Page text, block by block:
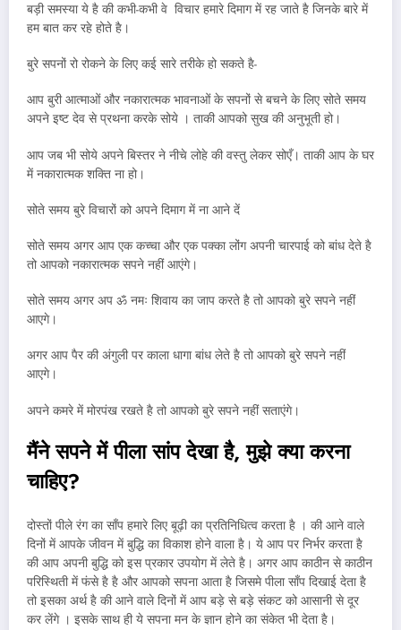
बड़ी समस्या ये है की कभी-कभी वे विचार हमारे दिमाग में रह जाते है जिनके बारे में
हम बात कर रहे होते है।
बुरे सपनों रो रोकने के लिए कई सारे तरीके हो सकते है-
आप बुरी आत्माओं और नकारात्मक भावनाओं के सपनों से बचने के लिए सोते समय
अपने इष्ट देव से प्रथना करके सोये । ताकी आपको सुख की अनुभूती हो।
आप जब भी सोये अपने बिस्तर ने नीचे लोहे की वस्तु लेकर सोएँ। ताकी आप के घर
में नकारात्मक शक्ति ना हो।
सोते समय बुरे विचारों को अपने दिमाग में ना आने दें
सोते समय अगर आप एक कच्चा और एक पक्का लोंग अपनी चारपाई को बांध देते है
तो आपको नकारात्मक सपने नहीं आएंगे।
सोते समय अगर अप ॐ नमः शिवाय का जाप करते है तो आपको बुरे सपने नहीं
आएगे।
अगर आप पैर की अंगुली पर काला धागा बांध लेते है तो आपको बुरे सपने नहीं
आएगे।
अपने कमरे में मोरपंख रखते है तो आपको बुरे सपने नहीं सताएंगे।
मैंने सपने में पीला सांप देखा है,मुझे क्या करना
चाहिए?
दोस्तों पीले रंग का साँप हमारे लिए बूढ़ी का प्रतिनिधित्व करता है । की आने वाले
दिनों में आपके जीवन में बुद्धि का विकाश होने वाला है। ये आप पर निर्भर करता है
की आप अपनी बुद्धि को इस प्रकार उपयोग में लेते है। अगर आप काठीन से काठीन
परिस्थिती में फंसे है है और आपको सपना आता है जिसमे पीला साँप दिखाई देता है
तो इसका अर्थ है की आने वाले दिनों में आप बड़े से बड़े संकट को आसानी से दूर
कर लेंगे । इसके साथ ही ये सपना मन के ज्ञान होने का संकेत भी देता है।